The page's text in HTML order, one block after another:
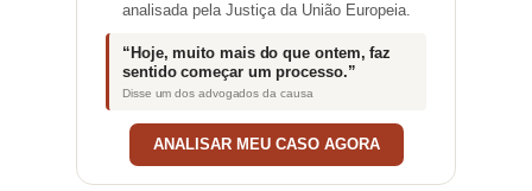
analisada pela Justiça da União Europeia.
“Hoje, muito mais do que ontem, faz
sentido começar um processo.”
Disse um dos advogados da causa
ANALISAR MEU CASO AGORA